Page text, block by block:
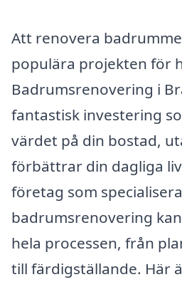
Att renovera
populära projekten för
Badrumsrenovering i
fantastisk investering
värdet på din bostad,
förbättrar din dagliga
företag som
badrumsrenovering
hela processen, från
till färdigställande. Här